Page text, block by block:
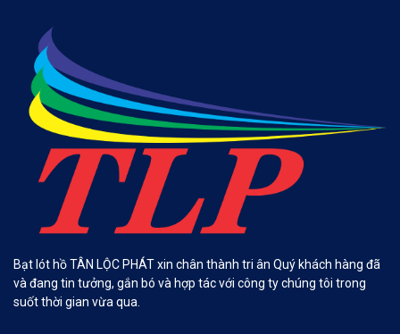
Bạt lót hồ TÂN LỘC PHÁT xin chân thành tri ân Quý khách hàng đã
và đang tin tưởng, gắn bó và hợp tác với công ty chúng tôi trong
suốt thời gian vừa qua.